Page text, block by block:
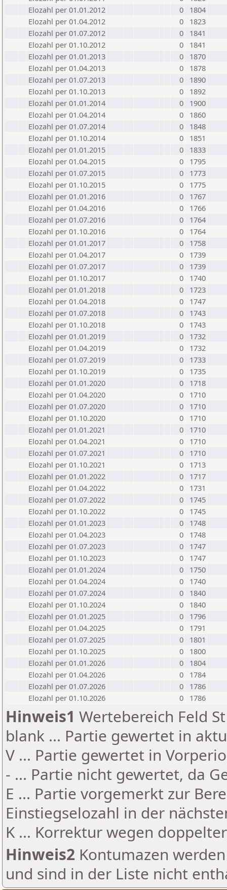
Elozahl per 01.01.2012
0
1804
Elozahl per 01.04.2012
0
1823
Elozahl per 01.07.2012
0
1841
Elozahl per 01.10.2012
0
1841
Elozahl per 01.01.2013
0
1870
Elozahl per 01.04.2013
0
1878
Elozahl per 01.07.2013
0
1890
Elozahl per 01.10.2013
0
1892
Elozahl per 01.01.2014
0
1900
Elozahl per 01.04.2014
0
1860
Elozahl per 01.07.2014
0
1848
Elozahl per 01.10.2014
0
1851
Elozahl per 01.01.2015
0
1833
Elozahl per 01.04.2015
0
1795
Elozahl per 01.07.2015
0
1773
Elozahl per 01.10.2015
0
1775
Elozahl per 01.01.2016
0
1767
Elozahl per 01.04.2016
0
1766
Elozahl per 01.07.2016
0
1764
Elozahl per 01.10.2016
0
1764
Elozahl per 01.01.2017
0
1758
Elozahl per 01.04.2017
0
1739
Elozahl per 01.07.2017
0
1739
Elozahl per 01.10.2017
0
1740
Elozahl per 01.01.2018
0
1723
Elozahl per 01.04.2018
0
1747
Elozahl per 01.07.2018
0
1743
Elozahl per 01.10.2018
0
1743
Elozahl per 01.01.2019
0
1732
Elozahl per 01.04.2019
0
1732
Elozahl per 01.07.2019
0
1733
Elozahl per 01.10.2019
0
1735
Elozahl per 01.01.2020
0
1718
Elozahl per 01.04.2020
0
1710
Elozahl per 01.07.2020
0
1710
Elozahl per 01.10.2020
0
1710
Elozahl per 01.01.2021
0
1710
Elozahl per 01.04.2021
0
1710
Elozahl per 01.07.2021
0
1710
Elozahl per 01.10.2021
0
1713
Elozahl per 01.01.2022
0
1717
Elozahl per 01.04.2022
0
1731
Elozahl per 01.07.2022
0
1745
Elozahl per 01.10.2022
0
1745
Elozahl per 01.01.2023
0
1748
Elozahl per 01.04.2023
0
1748
Elozahl per 01.07.2023
0
1747
Elozahl per 01.10.2023
0
1747
Elozahl per 01.01.2024
0
1750
Elozahl per 01.04.2024
0
1740
Elozahl per 01.07.2024
0
1840
Elozahl per 01.10.2024
0
1840
Elozahl per 01.01.2025
0
1796
Elozahl per 01.04.2025
0
1791
Elozahl per 01.07.2025
0
1801
Elozahl per 01.10.2025
0
1800
Elozahl per 01.01.2026
0
1804
Elozahl per 01.04.2026
0
1784
Elozahl per 01.07.2026
0
1786
Elozahl per 01.10.2026
0 1786
Hinweis1 Wertebereich Feld
blank ... Partie gewertet in
V ... Partie gewertet in
- ... Partie nicht gewertet, da
E ... Partie vorgemerkt zur
Einstiegselozahl in der
K ... Korrektur wegen
Hinweis2 Kontumazen
und sind in der Liste nicht